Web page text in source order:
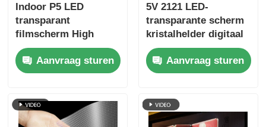
Indoor P5 LED
transparant
filmscherm High
Definition
zelfklevende display
voor reclame in
vensterwinkels
Aanvraag sturen
5V 2121 LED-
transparante scherm
kristalhelder digitaal
mediascherm voor
detailhandel
winkelgevel glas
luchthaven terminal
en luxe merk
Aanvraag sturen